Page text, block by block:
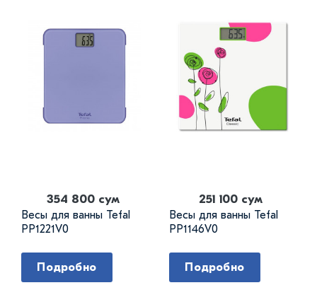
354 800 сум
Весы для ванны Tefal
PP1221V0
Подробно
251 100 сум
Весы для ванны Tefal
PP1146V0
Подробно